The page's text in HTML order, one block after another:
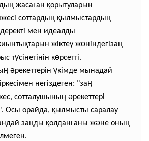
ң жасаған қорытуларын
соттардың қылмыстардың
мен идеалды
қтарын жіктеу жөніндегізаң
түсінетінін көрсетті.
ң әрекеттерін үкімде мынадай
негіздеген: "заң
сотталушының әрекеттері
Осы орайда, қылмысты саралау
заңды қолданғаны және оның